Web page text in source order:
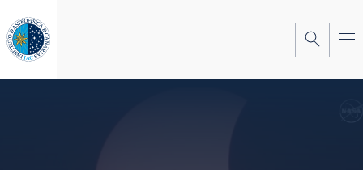
to
main
content